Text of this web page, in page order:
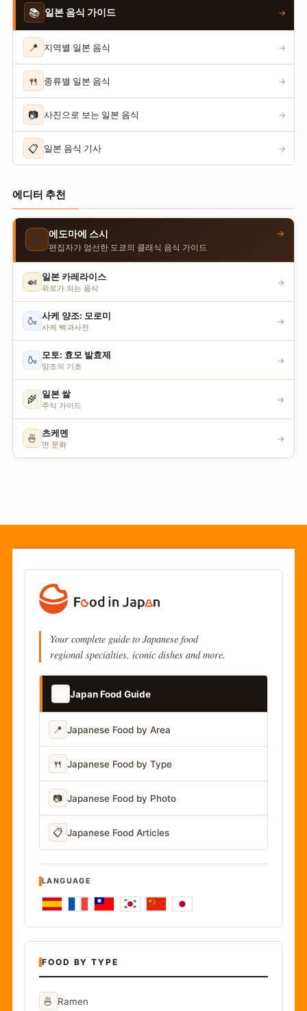
📚 일본 음식 가이드 →
📍 지역별 일본 음식 →
🍴 종류별 일본 음식 →
📷 사진으로 보는 일본 음식 →
📋 일본 음식 기사 →
에디터 추천
🍣 에도마에 스시
편집자가 엄선한 도쿄의 클래식 음식 가이드
→
🍛 일본 카레라이스
위로가 되는 음식
→
🍶 사케 양조: 모로미
사케 백과사전
→
🍶 모토: 효모 발효제
양조의 기초
→
🌾 일본 쌀
주식 가이드
→
🍜 츠케멘
면 문화
→
Your complete guide to Japanese food
regional specialties, iconic dishes and more.
Japan Food Guide
📍 Japanese Food by Area
🍴 Japanese Food by Type
📷 Japanese Food by Photo
📋 Japanese Food Articles
LANGUAGE
FOOD BY TYPE
🍜 Ramen